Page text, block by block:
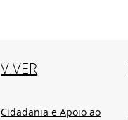
VIVER
Cidadania e Apoio ao